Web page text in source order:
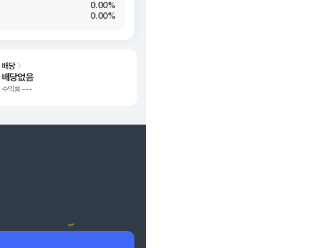
0.00%
0.00%
배당
배당없음
수익률 ---